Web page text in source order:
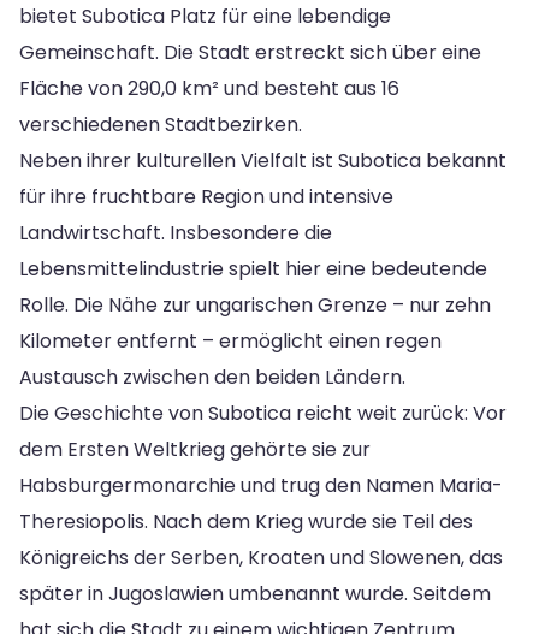
bietet Subotica Platz für eine lebendige
Gemeinschaft. Die Stadt erstreckt sich über eine
Fläche von 290,0 km² und besteht aus 16
verschiedenen Stadtbezirken.
Neben ihrer kulturellen Vielfalt ist Subotica bekannt
für ihre fruchtbare Region und intensive
Landwirtschaft. Insbesondere die
Lebensmittelindustrie spielt hier eine bedeutende
Rolle. Die Nähe zur ungarischen Grenze – nur zehn
Kilometer entfernt – ermöglicht einen regen
Austausch zwischen den beiden Ländern.
Die Geschichte von Subotica reicht weit zurück: Vor
dem Ersten Weltkrieg gehörte sie zur
Habsburgermonarchie und trug den Namen Maria-
Theresiopolis. Nach dem Krieg wurde sie Teil des
Königreichs der Serben, Kroaten und Slowenen, das
später in Jugoslawien umbenannt wurde. Seitdem